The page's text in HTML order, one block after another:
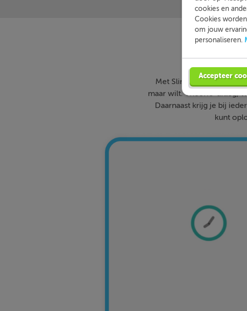
Met Slimleren oefen je
maar wilt. Theorie-uitleg,
Daarnaast krijg je bij
kunt
cookies en
Cookies
om jouw
personaliseren.
Accepteer